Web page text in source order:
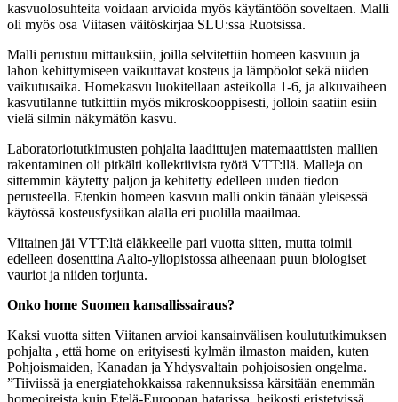
kasvuolosuhteita voidaan arvioida myös käytäntöön soveltaen. Malli
oli myös osa Viitasen väitöskirjaa SLU:ssa Ruotsissa.
Malli perustuu mittauksiin, joilla selvitettiin homeen kasvuun ja
lahon kehittymiseen vaikuttavat kosteus ja lämpöolot sekä niiden
vaikutusaika. Homekasvu luokitellaan asteikolla 1-6, ja alkuvaiheen
kasvutilanne tutkittiin myös mikroskooppisesti, jolloin saatiin esiin
vielä silmin näkymätön kasvu.
Laboratoriotutkimusten pohjalta laadittujen matemaattisten mallien
rakentaminen oli pitkälti kollektiivista työtä VTT:llä. Malleja on
sittemmin käytetty paljon ja kehitetty edelleen uuden tiedon
perusteella. Etenkin homeen kasvun malli onkin tänään yleisessä
käytössä kosteusfysiikan alalla eri puolilla maailmaa.
Viitainen jäi VTT:ltä eläkkeelle pari vuotta sitten, mutta toimii
edelleen dosenttina Aalto-yliopistossa aiheenaan puun biologiset
vauriot ja niiden torjunta.
Onko home Suomen kansallissairaus?
Kaksi vuotta sitten Viitanen arvioi kansainvälisen koulututkimuksen
pohjalta , että home on erityisesti kylmän ilmaston maiden, kuten
Pohjoismaiden, Kanadan ja Yhdysvaltain pohjoisosien ongelma.
”Tiiviissä ja energiatehokkaissa rakennuksissa kärsitään enemmän
homeoireista kuin Etelä-Euroopan hatarissa, heikosti eristetyissä